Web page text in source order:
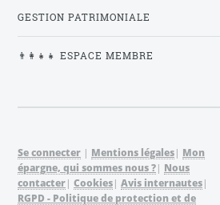
GESTION PATRIMONIALE
👨‍👩‍👧‍👧 ESPACE MEMBRE
Se connecter | Mentions légales| Mon
épargne, qui sommes nous ?| Nous
contacter| Cookies| Avis internautes|
RGPD - Politique de protection et de